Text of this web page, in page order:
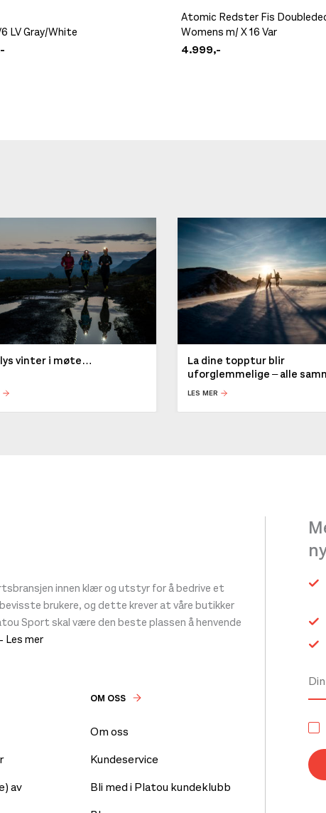
LV Gray/White
Atomic Redster Fis
Womens m/ X 16 Var
4.999,-
lys vinter i møte…
La dine topptur blir
uforglemmelige – alle
LES MER
innen klær og utstyr for å bedrive et
brukere, og dette krever at våre butikker
Sport skal være den beste plassen å henvende
- Les mer
av
OM OSS
Om oss
Kundeservice
Bli med i Platou kundeklubb